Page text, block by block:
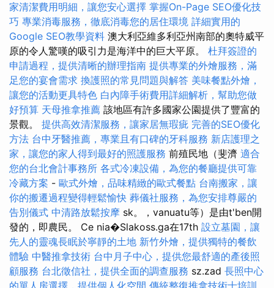
家清潔費用明細，讓您安心選擇 掌握On-Page SEO優化技
巧 專業消毒服務，徹底消毒您的居住環境 詳細實用的
Google SEO教學資料 澳大利亞維多利亞州南部的奧特威平
原的令人驚嘆的吸引力是海洋中的巨大平原。 杜拜簽證的
申請過程，提供清晰的辦理指南 提供專業的外燴服務，滿
足您的宴會需求 換護照的常見問題與解答 美味餐點外燴，
讓您的活動更具特色 白內障手術費用詳細解析，幫助您做
好預算 天母推拿推薦 該地區有許多國家公園提供了豐富的
景觀。 提供高效清潔服務，讓家居無瑕疵 完善的SEO優化
方法 台中牙醫推薦，專業且有口碑的牙科服務 新店護理之
家，讓您的家人得到最好的照護服務 前殖民地（斐濟 適合
您的台北會計事務所 各式冷凍設備，為您的餐廳提供可靠
冷藏方案 - 歐式外燴，品味精緻的歐式餐點 台南搬家，讓
你的搬遷過程變得輕鬆愉快 葬儀社服務，為您安排尊嚴的
告別儀式 中清路放鬆按摩 sk。，vanuatu等）是由t'ben開
發的，即農民。 Ce nia�Slakoss.ga在17th 設立墓園，讓
先人的靈魂長眠於寧靜的土地 新竹外燴，提供獨特的餐飲
體驗 中醫推拿技術 台中月子中心，提供您最舒適的產後照
顧服務 台北徵信社，提供全面的調查服務 sz.zad 長照中心
的單人房選擇，提供個人化空間 傳統整復推拿技術士培訓